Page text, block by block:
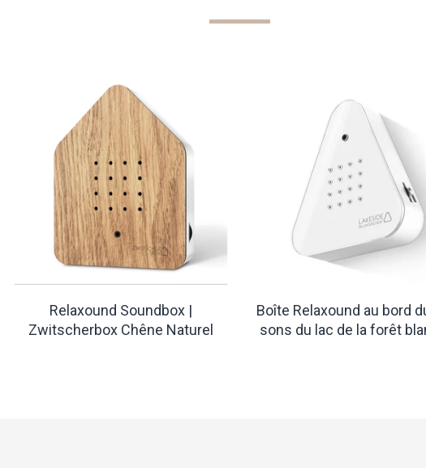
Relaxound Soundbox |
Zwitscherbox Chêne Naturel
Boîte Relaxound au bord
sons du lac de la forêt